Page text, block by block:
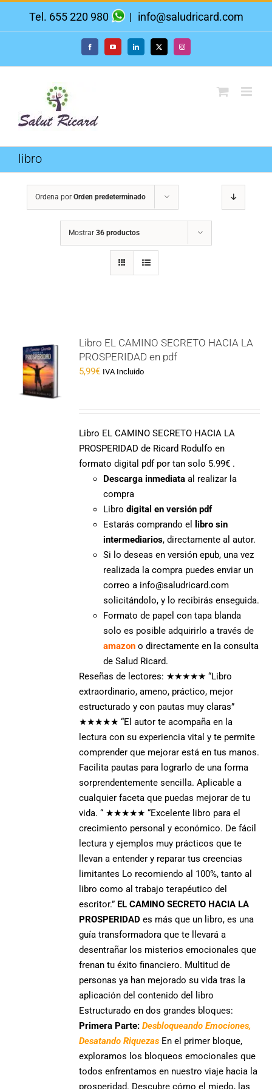
Tel. 655 220 980 | info@saludricard.com
FacebookYouTube LinkedIn X Instagram
libro
Ordena por Orden predeterminado
Mostrar 36 productos
Libro EL CAMINO SECRETO HACIA LA
PROSPERIDAD en pdf
5,99€ IVA Incluido
Libro EL CAMINO SECRETO HACIA LA
PROSPERIDAD de Ricard Rodulfo en
formato digital pdf por tan solo 5.99€ .
Descarga inmediata al realizar la
compra
Librodigital en versión pdf
Estarás comprando el
libro sin
intermediarios, directamente al autor.
Si lo deseas en versión epub, una vez
realizada la compra puedes enviar un
correo a info@saludricard.com
solicitándolo, y lo recibirás enseguida.
Formato de papel con tapa blanda
solo es posible adquirirlo a través de
amazon o directamente en la consulta
de Salud Ricard.
Reseñas de lectores: ★★★★★“Libro
extraordinario, ameno, práctico, mejor
estructurado y con pautas muy claras”
★★★★★ “El autor te acompaña en la
lectura con su experiencia vital y te permite
comprender que mejorar está en tus manos.
Facilita pautas para lograrlo de una forma
sorprendentemente sencilla. Aplicable a
cualquier faceta que puedas mejorar de tu
vida. “ ★★★★★ “Excelente libro para el
crecimiento personal y económico. De fácil
lectura y ejemplos muy prácticos que te
llevan a entender y reparar tus creencias
limitantes Lo recomiendo al 100%, tanto al
libro como al trabajo terapéutico del
escritor.” EL CAMINO SECRETO HACIA LA
PROSPERIDAD es más que un libro,es una
guía transformadoraque te llevará a
desentrañar los misterios emocionales que
frenantu éxito financiero. Multitud de
personas ya han mejorado su vida tras la
aplicación del contenido del libro
Estructurado en dos grandes bloques:
Primera Parte: Desbloqueando Emociones,
Desatando Riquezas En el primer bloque,
exploramos los bloqueos emocionales que
todos enfrentamos en nuestro viaje hacia la
prosperidad. Descubre cómo el miedo, las